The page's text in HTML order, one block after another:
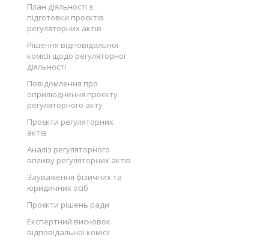
План діяльності з
підготовки проєктів
регуляторних актів
Рішення відповідальної
комісії щодо регуляторної
діяльності
Повідомлення про
оприлюднення проєкту
регуляторного акту
Проєкти регуляторних
актів
Аналіз регуляторного
впливу регуляторних актів
Зауваження фізичних та
юридичних осіб
Проєкти рішень ради
Експертний висновок
відповідальної комісії